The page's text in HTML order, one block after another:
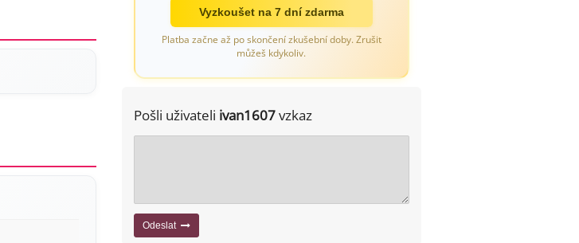
Vyzkoušet na 7 dní zdarma
Platba začne až po skončení zkušební doby. Zrušit
můžeš kdykoliv.
Pošli uživateli ivan1607vzkaz
Odeslat